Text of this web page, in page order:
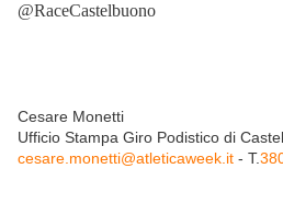
@RaceCastelbuono
Cesare Monetti
Ufficio Stampa Giro Podistico di
cesare.monetti@atleticaweek.it - T.